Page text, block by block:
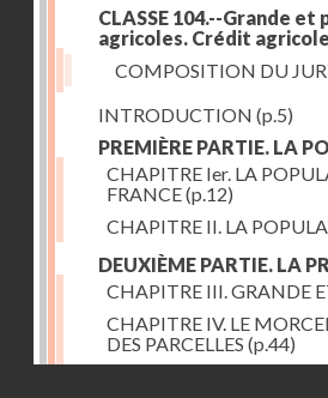
CLASSE 104.--Grande
agricoles. Crédit agricole
COMPOSITION DU
INTRODUCTION (p.5)
PREMIÈRE PARTIE. LA
CHAPITRE Ier. LA
FRANCE(p.12)
CHAPITRE II. LA
DEUXIÈME PARTIE. LA
CHAPITRE III. GRANDE
CHAPITRE IV. LE
DES PARCELLES (p.44)